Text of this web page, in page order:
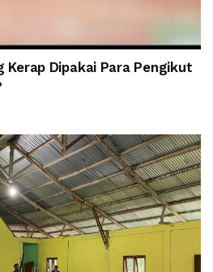
Kerap Dipakai Para Pengikut